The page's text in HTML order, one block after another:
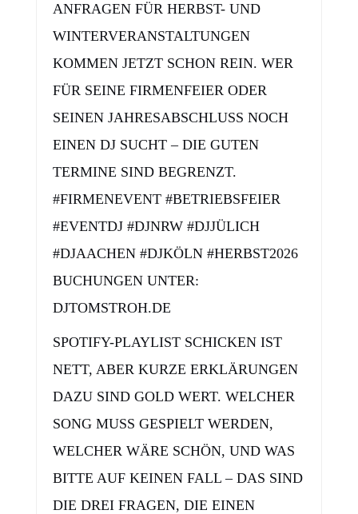
ANFRAGEN FÜR HERBST- UND
WINTERVERANSTALTUNGEN
KOMMEN JETZT SCHON REIN. WER
FÜR SEINE FIRMENFEIER ODER
SEINEN JAHRESABSCHLUSS NOCH
EINEN DJ SUCHT – DIE GUTEN
TERMINE SIND BEGRENZT.
#FIRMENEVENT #BETRIEBSFEIER
#EVENTDJ #DJNRW #DJJÜLICH
#DJAACHEN #DJKÖLN #HERBST2026
BUCHUNGEN UNTER:
DJTOMSTROH.DE
SPOTIFY-PLAYLIST SCHICKEN IST
NETT, ABER KURZE ERKLÄRUNGEN
DAZU SIND GOLD WERT. WELCHER
SONG MUSS GESPIELT WERDEN,
WELCHER WÄRE SCHÖN, UND WAS
BITTE AUF KEINEN FALL – DAS SIND
DIE DREI FRAGEN, DIE EINEN